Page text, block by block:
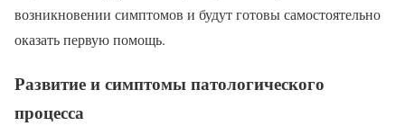
возникновении симптомов и будут готовы самостоятельно
оказать первую помощь.
Развитие и симптомы патологического
процесса